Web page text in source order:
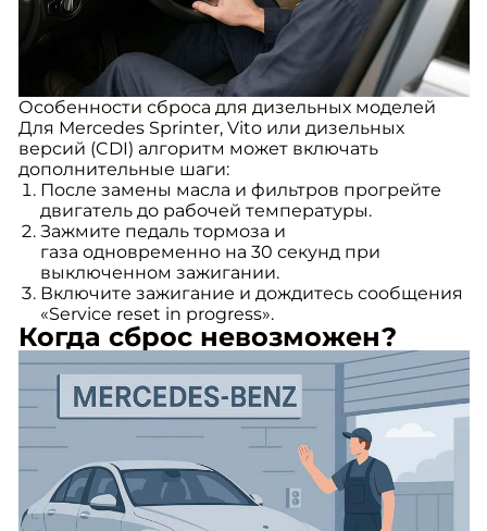
Особенности сброса для дизельных моделей
Для Mercedes Sprinter, Vito или дизельных
версий (CDI) алгоритм может включать
дополнительные шаги:
После замены масла и фильтров прогрейте
двигатель до рабочей температуры.
Зажмите педаль тормоза и
газа одновременно на 30 секунд при
выключенном зажигании.
Включите зажигание и дождитесь сообщения
«Service reset in progress».
Когда сброс невозможен?